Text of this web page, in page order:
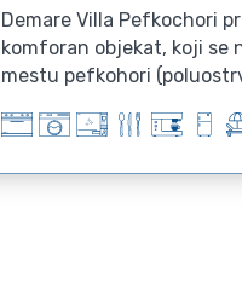
Demare Villa Pefkochori
komforan objekat, koji se
mestu pefkohori